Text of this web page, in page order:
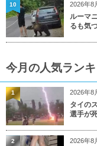
2026年8
ルーマ
るも気
10
今月の人気ラン
2026年8
タイの
選手が
1
2026年8
2